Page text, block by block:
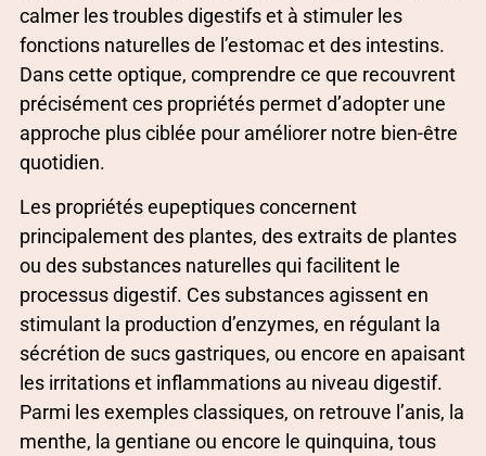
calmer les troubles digestifs et à stimuler les
fonctions naturelles de l’estomac et des intestins.
Dans cette optique, comprendre ce que recouvrent
précisément ces propriétés permet d’adopter une
approche plus ciblée pour améliorer notre bien-être
quotidien.
Les propriétés eupeptiques concernent
principalement des plantes, des extraits de plantes
ou des substances naturelles qui facilitent le
processus digestif. Ces substances agissent en
stimulant la production d’enzymes, en régulant la
sécrétion de sucs gastriques, ou encore en apaisant
les irritations et inflammations au niveau digestif.
Parmi les exemples classiques, on retrouve l’anis, la
menthe, la gentiane ou encore le quinquina, tous